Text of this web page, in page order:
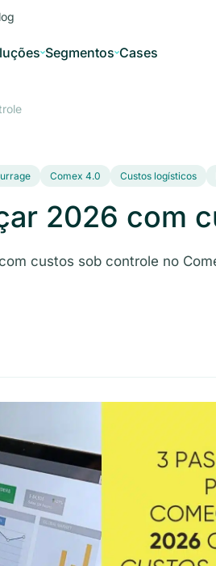
Segmentos Cases
Comex 4.0 Custos logísticos
2026 com
custos sob controle no